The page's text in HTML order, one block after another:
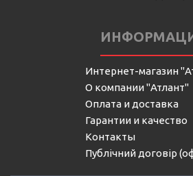
Интернет-магазин
О компании "Атлант"
Оплата и доставка
Гарантии и качество
Контакты
Публічний договір